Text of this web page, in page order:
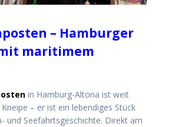
– Hamburger
maritimem
in Hamburg-Altona ist weit
– er ist ein lebendiges Stück
und Seefahrtsgeschichte. Direkt am